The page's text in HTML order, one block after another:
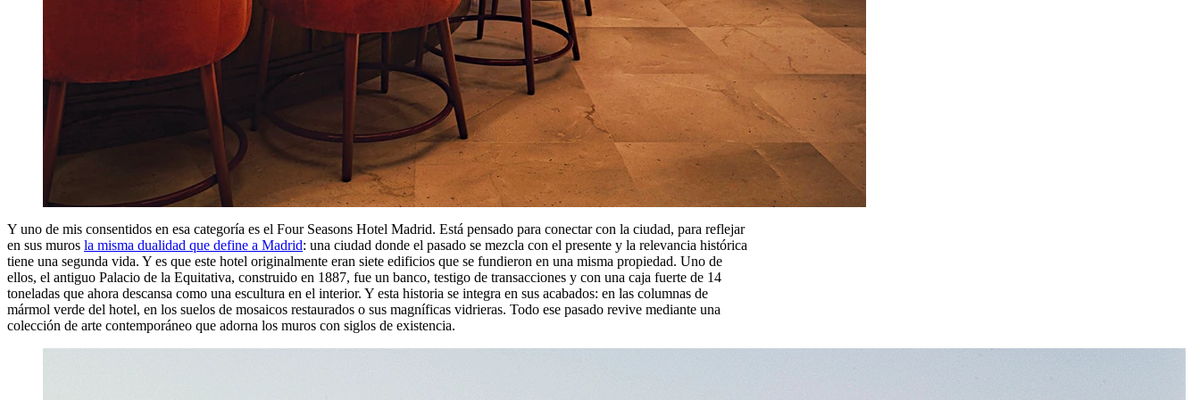
Y uno de mis consentidos en esa categoría es el Four Seasons Hotel Madrid. Está pensado para conectar con la ciudad, para reflejar
en sus muros la misma dualidad que define a Madrid: una ciudad donde el pasado se mezcla con el presente y la relevancia histórica
tiene una segunda vida. Y es que este hotel originalmente eran siete edificios que se fundieron en una misma propiedad. Uno de
ellos, el antiguo Palacio de la Equitativa, construido en 1887, fue un banco, testigo de transacciones y con una caja fuerte de 14
toneladas que ahora descansa como una escultura en el interior. Y esta historia se integra en sus acabados: en las columnas de
mármol verde del hotel, en los suelos de mosaicos restaurados o sus magníficas vidrieras. Todo ese pasado revive mediante una
colección de arte contemporáneo que adorna los muros con siglos de existencia.